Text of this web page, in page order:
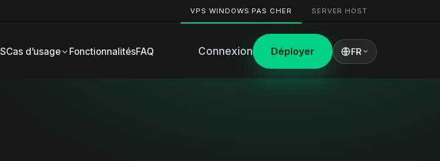
VPS WINDOWS PAS CHER SERVER HOST
Cas d’usage FonctionnalitésFAQ Connexion Déployer FR